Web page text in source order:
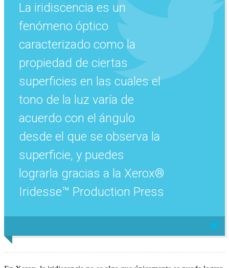
La iridiscencia es un
fenómeno óptico
caracterizado como la
propiedad de ciertas
superficies en las cuales el
tono de la luz varía de
acuerdo con el ángulo
desde el que se observa la
superficie, y puedes
lograrla gracias a la Xerox®
Iridesse™ Production Press